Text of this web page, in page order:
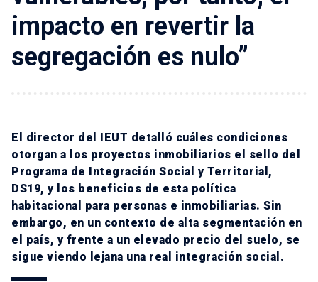
impacto en revertir la
segregación es nulo”
El director del IEUT detalló cuáles condiciones
otorgan a los proyectos inmobiliarios el sello del
Programa de Integración Social y Territorial,
DS19, y los beneficios de esta política
habitacional para personas e inmobiliarias. Sin
embargo, en un contexto de alta segmentación en
el país, y frente a un elevado precio del suelo, se
sigue viendo lejana una real integración social.